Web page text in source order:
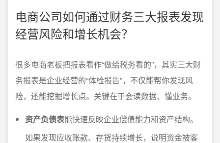
电商公司如何通过财务三大报表发现
经营风险和增长机会？
很多电商老板把报表看作“做给税务看的”，其实三大财
务报表是企业经营的“体检报告”，不仅能帮你发现风
险，还能挖掘增长点。关键在于会读数据、懂业务。
资产负债表能快速反映企业偿债能力和资产结构。
如果发现应收账款、存货持续增长，说明资金被客